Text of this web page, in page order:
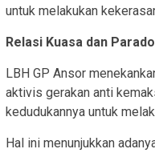
untuk melakukan
Relasi Kuasa dan
LBH GP Ansor
aktivis gerakan anti
kedudukannya untuk
Hal ini menunjukkan